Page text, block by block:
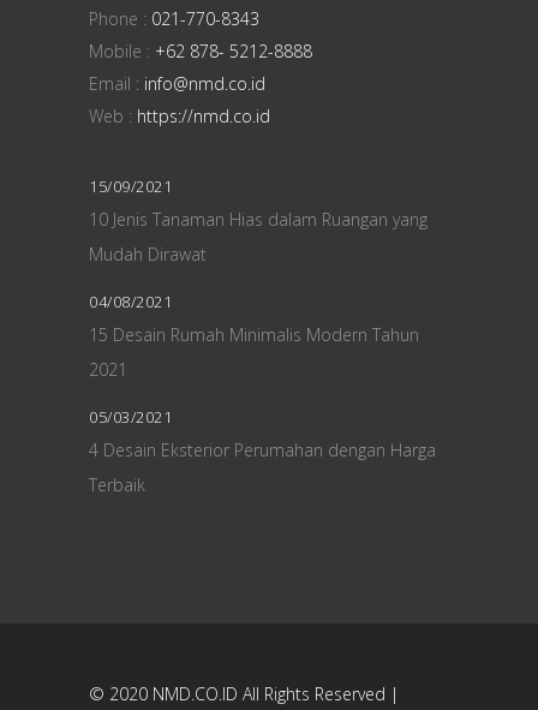
Phone : 021-770-8343
Mobile : +62 878- 5212-8888
Email : info@nmd.co.id
Web : https://nmd.co.id
15/09/2021
10 Jenis Tanaman Hias dalam Ruangan yang
Mudah Dirawat
04/08/2021
15 Desain Rumah Minimalis Modern Tahun
2021
05/03/2021
4 Desain Eksterior Perumahan dengan Harga
Terbaik
© 2020 NMD.CO.ID All Rights Reserved |